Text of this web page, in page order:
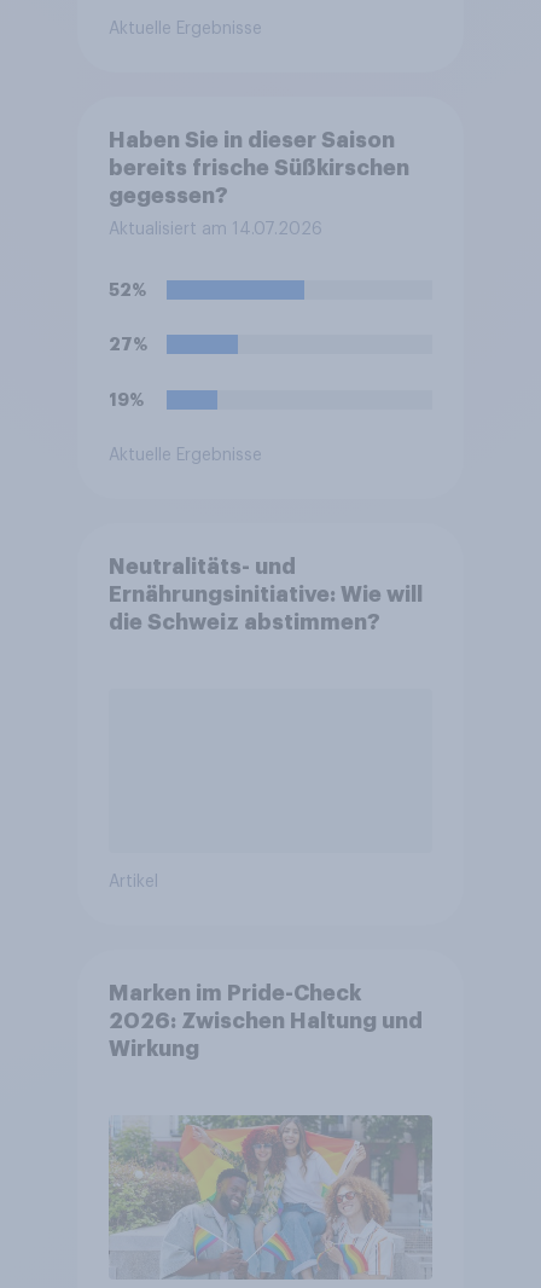
Aktuelle Ergebnisse
Haben Sie in dieser Saison
bereits frische Süßkirschen
gegessen?
Aktualisiert am 14.07.2026
52%
27%
19%
Aktuelle Ergebnisse
Neutralitäts- und
Ernährungsinitiative: Wie will
die Schweiz abstimmen?
Artikel
Marken im Pride-Check
2026: Zwischen Haltung und
Wirkung